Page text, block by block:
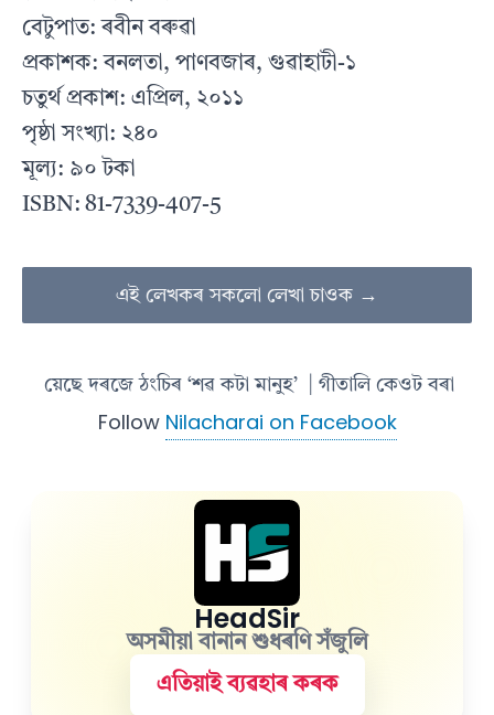
বেটুপাত: ৰবীন বৰুৱা
প্ৰকাশক: বনলতা, পাণবজাৰ, গুৱাহাটী-১
চতুৰ্থ প্ৰকাশ: এপ্ৰিল, ২০১১
পৃষ্ঠা সংখ্যা: ২৪০
মূল্য: ৯০ টকা
ISBN: 81-7339-407-5
এই লেখকৰ সকলো লেখা চাওক →
য়েছে দৰজে ঠংচিৰ ‘শৱ কটা মানুহ’ | গীতালি কেওট বৰা
Follow Nilacharai on Facebook
HeadSir
অসমীয়া বানান শুধৰণি সঁজুলি
এতিয়াই ব্যৱহাৰ কৰক